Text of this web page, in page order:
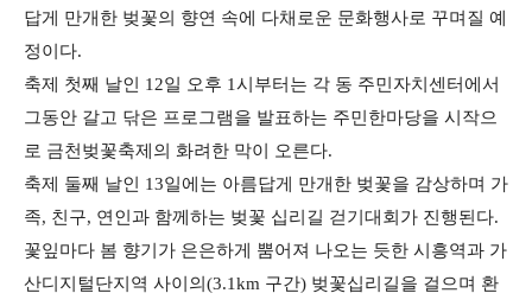
답게 만개한 벚꽃의 향연 속에 다채로운 문화행사로 꾸며질 예
정이다.
축제 첫째 날인 12일 오후 1시부터는 각 동 주민자치센터에서
그동안 갈고 닦은 프로그램을 발표하는 주민한마당을 시작으
로 금천벚꽃축제의 화려한 막이 오른다.
축제 둘째 날인 13일에는 아름답게 만개한 벚꽃을 감상하며 가
족, 친구, 연인과 함께하는 벚꽃 십리길 걷기대회가 진행된다.
꽃잎마다 봄 향기가 은은하게 뿜어져 나오는 듯한 시흥역과 가
산디지털단지역 사이의(3.1km 구간) 벚꽃십리길을 걸으며 환